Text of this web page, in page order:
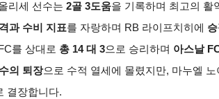
리세 선수는 2골 3도움을 기록하며 최고의 활
과 수비 지표를 자랑하며 RB 라이프치히에
를 상대로 총 14 대 3으로 승리하며 아스날
의 퇴장으로 수적 열세에 몰렸지만, 마누엘 노
결장합니다.